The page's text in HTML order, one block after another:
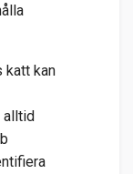
katt kan
alltid